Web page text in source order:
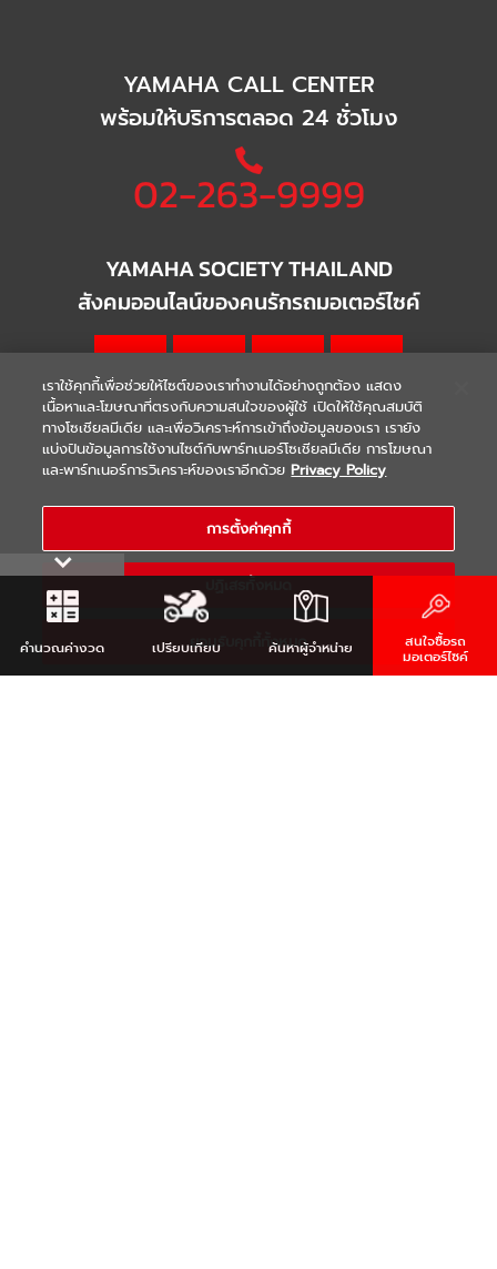
YAMAHA CALL CENTER
พร้อมให้บริการตลอด 24 ชั่วโมง
02-263-9999
YAMAHA SOCIETY THAILAND
สังคมออนไลน์ของคนรักรถมอเตอร์ไซค์
WARRANTY | Terms & Conditions
COPYRIGHT 2021 THAI YAMAHA MOTOR CO.,LTD. ALL RIGHTS
RESERVED
คำนวณค่างวด เปรียบเทียบ ค้นหาผู้จำหน่าย สนใจซื้อรถ
มอเตอร์ไซค์
เราใช้คุกกี้เพื่อช่วยให้ไซต์ของเราทำงานได้อย่างถูกต้อง แสดง
เนื้อหาและโฆษณาที่ตรงกับความสนใจของผู้ใช้ เปิดให้ใช้คุณสมบัติ
ทางโซเชียลมีเดีย และเพื่อวิเคราะห์การเข้าถึงข้อมูลของเรา เรายัง
แบ่งปันข้อมูลการใช้งานไซต์กับพาร์ทเนอร์โซเชียลมีเดีย การโฆษณา
และพาร์ทเนอร์การวิเคราะห์ของเราอีกด้วย Privacy Policy
การตั้งค่าคุกกี้
ยอมรับคุกกี้ทั้งหมด